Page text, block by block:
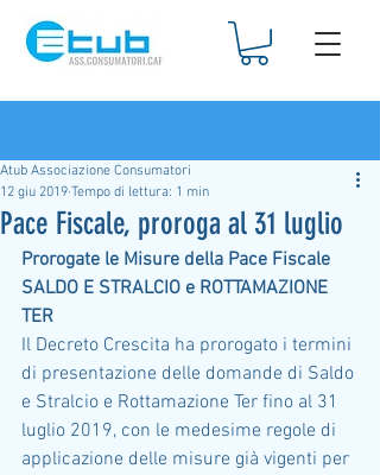
Pace Fiscale, proroga al 31 luglio
Atub Associazione Consumatori
12 giu 2019 Tempo di lettura: 1 min
Prorogate le Misure della Pace Fiscale
SALDO E STRALCIO e ROTTAMAZIONE
TER
Il Decreto Crescita ha prorogato i termini
di presentazione delle domande di Saldo
e Stralcio e Rottamazione Ter fino al 31
luglio 2019, con le medesime regole di
applicazione delle misure già vigenti per